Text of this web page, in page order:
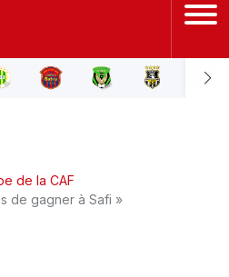
de la CAF
de gagner à Safi »